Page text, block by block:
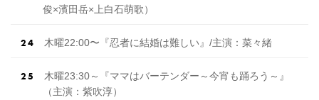
俊×濱田岳×上白石萌歌）
木曜22:00〜『忍者に結婚は難しい』/主演：菜々緒
木曜23:30～『ママはバーテンダー～今宵も踊ろう～』
（主演：紫吹淳）